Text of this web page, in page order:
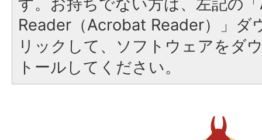
Reader（Acrobat Reader）」ダ
リックして、ソフトウェアをダ
トールしてください。